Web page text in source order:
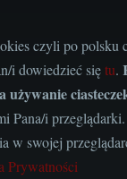
czyli po polsku
i dowiedzieć siętu.
używanie
Pana/i
w swojej
Prywatności